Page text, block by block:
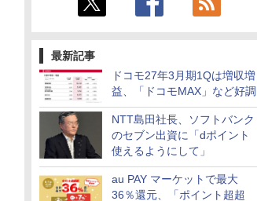
最新記事
ドコモ27年3月期1Qは増収増
益、「ドコモMAX」など好調
NTT島田社長、ソフトバンク
のセブン出資に「dポイント
使えるようにして」
au PAY マーケットで最大
36％還元、「ポイント超超